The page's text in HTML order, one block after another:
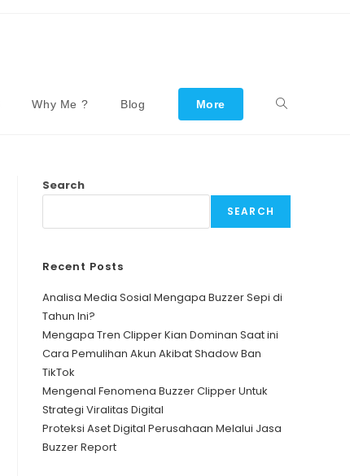
Why Me ? Blog More Toggle
Search
SEARCH
Recent Posts
Analisa Media Sosial Mengapa Buzzer Sepi di
Tahun Ini?
Mengapa Tren Clipper Kian Dominan Saat ini
Cara Pemulihan Akun Akibat Shadow Ban
TikTok
Mengenal Fenomena Buzzer Clipper Untuk
Strategi Viralitas Digital
Proteksi Aset Digital Perusahaan Melalui Jasa
Buzzer Report